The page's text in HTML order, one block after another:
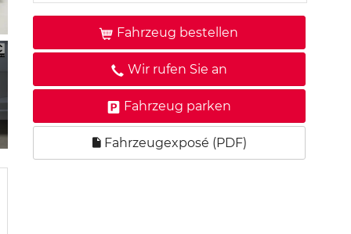
Fahrzeug bestellen
Wir rufen Sie an
Fahrzeug parken
Fahrzeugexposé (PDF)